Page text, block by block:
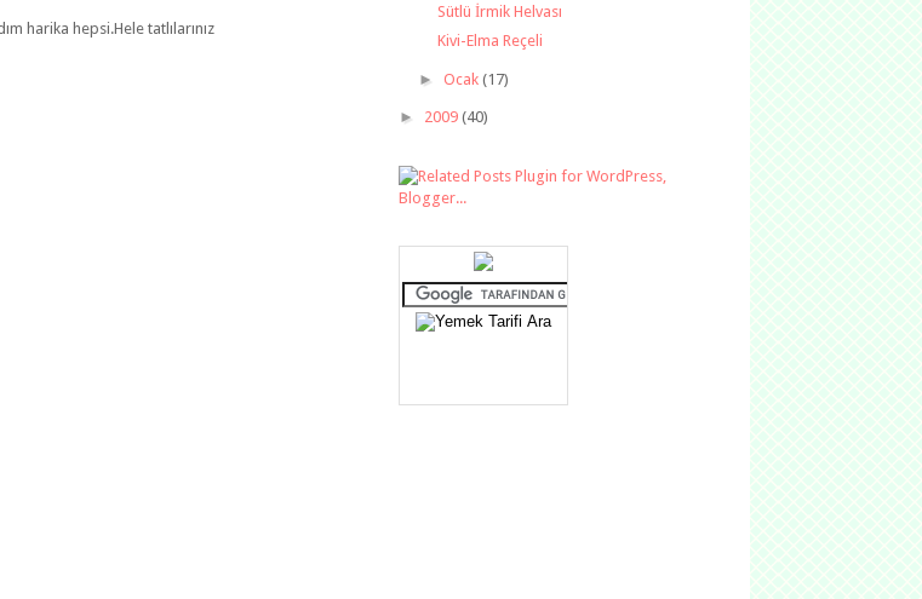
harika hepsi.Hele tatlılarınız
Sütlü İrmik Helvası
Kivi-Elma Reçeli
► Ocak (17)
► 2009 (40)